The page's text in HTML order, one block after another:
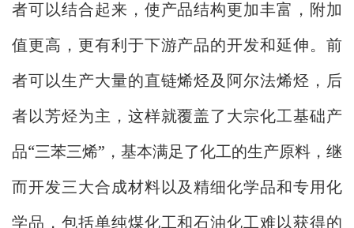
者可以结合起来，使产品结构更加丰富，附加
值更高，更有利于下游产品的开发和延伸。前
者可以生产大量的直链烯烃及阿尔法烯烃，后
者以芳烃为主，这样就覆盖了大宗化工基础产
品“三苯三烯” ，基本满足了化工的生产原料，继
而开发三大合成材料以及精细化学品和专用化
学品，包括单纯煤化工和石油化工难以获得的